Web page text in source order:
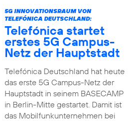
5G INNOVATIONSRAUM VON
TELEFÓNICA DEUTSCHLAND:
Telefónica startet
erstes 5G Campus-
Netz der Hauptstadt
Telefónica Deutschland hat heute
das erste 5G Campus-Netz der
Hauptstadt in seinem BASECAMP
in Berlin-Mitte gestartet. Damit ist
das Mobilfunkunternehmen bei